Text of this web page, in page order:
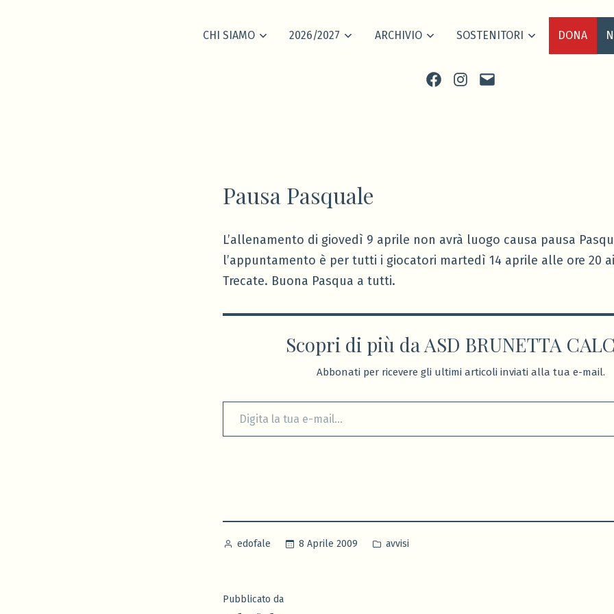
CHI SIAMO 2026/2027 ARCHIVIO SOSTENITORI DONA
FacebookInstagram
scrivi
Pausa Pasquale
L’allenamento di giovedì 9 aprile non avrà luogo causa pausa
l’appuntamento è per tutti i giocatori martedì 14 aprile alle ore 20
Trecate. Buona Pasqua a tutti.
Scopri di più da ASD BRUNETTA
Abbonati per ricevere gli ultimi articoli inviati alla tua e-mail.
Digita la tua e-mail...
Pubblicato
edofale 8 Aprile 2009
Pubblicato
avvisi
Pubblicato da